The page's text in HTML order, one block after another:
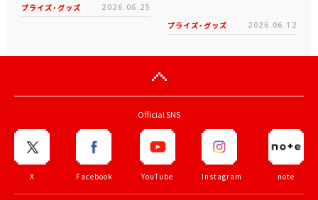
プライズ・グッズ 2026.06.25
プライズ・グッズ 2026.06.12
Official SNS
X Facebook YouTube Instagram note